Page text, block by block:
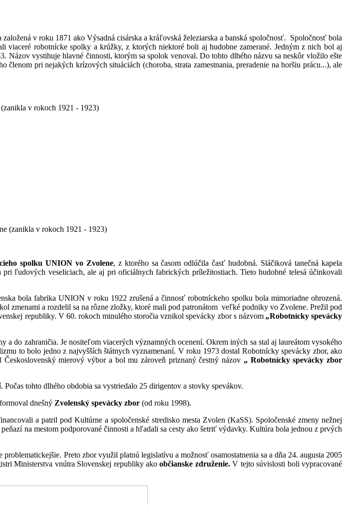
v roku 1871 ako Výsadná cisárska a kráľovská železiarska a banská spoločnosť. Spoločnosť bola
robotnícke spolky a krúžky, z ktorých niektoré boli aj hudobne zamerané. Jedným z nich bol aj
vystihuje hlavné činnosti, ktorým sa spolok venoval. Do tohto dlhého názvu sa neskôr vložilo ešte
pri nejakých krízových situáciách (choroba, strata zamestnania, preradenie na horšiu prácu...), ale
(zanikla v rokoch 1921 - 1923)
spolku UNION vo Zvolene, z ktorého sa časom odlúčila časť hudobná. Sláčiková tanečná kapela
ľudových veseliciach, ale aj pri oficiálnych fabrických príležitostiach. Tieto hudobné telesá účinkovali
bola fabrika UNION v roku 1922 zrušená a činnosť robotníckeho spolku bola mimoriadne ohrozená.
zmenami a rozdelil sa na rôzne zložky, ktoré mali pod patronátom veľké podniky vo Zvolene. Prežil pod
republiky. V 60. rokoch minulého storočia vznikol spevácky zbor s názvom „Robotnícky spevácky
do zahraničia. Je nositeľom viacerých významných ocenení. Okrem iných sa stal aj laureátom vysokého
to bolo jedno z najvyšších štátnych vyznamenaní. V roku 1973 dostal Robotnícky spevácky zbor, ako
mierový výbor a bol mu zároveň priznaný čestný názov „ Robotnícky spevácky zbor
tohto dlhého obdobia sa vystriedalo 25 dirigentov a stovky spevákov.
dnešný Zvolenský spevácky zbor (od roku 1998).
a patril pod Kultúrne a spoločenské stredisko mesta Zvolen (KaSS). Spoločenské zmeny nežnej
na mestom podporované činnosti a hľadali sa cesty ako šetriť výdavky. Kultúra bola jednou z prvých
Preto zbor využil platnú legislatívu a možnosť osamostatnenia sa a dňa 24. augusta 2005
Ministerstva vnútra Slovenskej republiky akoobčianske združenie.V tejto súvislosti boli vypracované